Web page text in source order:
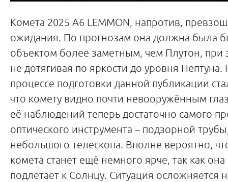
Комета 2025 A6 LEMMON, напротив,
ожидания. По прогнозам она должна была
объектом более заметным, чем Плутон, при
не дотягивая по яркости до уровня Нептуна.
процессе подготовки данной публикации
что комету видно почти невооружённым
её наблюдений теперь достаточно самого
оптического инструмента – подзорной
небольшого телескопа. Вполне вероятно,
комета станет ещё немного ярче, так как она
подлетает к Солнцу. Ситуация осложняется